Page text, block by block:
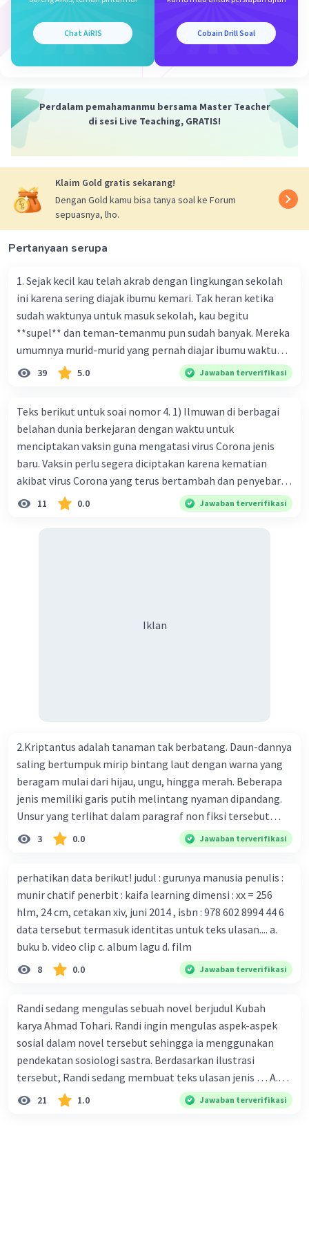
Dalam kedua teknik ini, pembicara harus memiliki
kemampuan berbicara yang baik dan mampu menguasai
meningkatkan kemampuan berbicara secara impromptu
atau ekstemporal.
Level 20
03 Oktober 2023 11:11
: metode yang dilakukan dalam berbicara di
naskah yang sudah disiapkan. Sehingga pada saat
pembicara akan menyampaikan pidatonya,
pembicara tidak lagi menggunakan teks atau
naskah karena keseluruhan isi teks sudah
dihafalkan.
Chat AiRIS Cobain Drill Soal
Perdalam pemahamanmu bersama Master Teacher
di sesi Live Teaching, GRATIS!
Klaim Gold gratis sekarang!
Dengan Gold kamu bisa tanya soal ke Forum
sepuasnya, lho.
Pertanyaan serupa
1. Sejak kecil kau telah akrab dengan lingkungan sekolah
ini karena sering diajak ibumu kemari. Tak heran ketika
sudah waktunya untuk masuk sekolah, kau begitu
**supel** dan teman-temanmu pun sudah banyak. Mereka
umumnya murid-murid yang pernah diajar ibumu waktu
kelas satu. Sedangkan aku? Aku waktu itu baru saja pindah
ke kota kecil ini. Makna kata bercetak tebal dalam kutipan
baik
39 5.0 Jawaban terverifikasi
Teks berikut untuk soai nomor 4. 1) Ilmuwan di berbagai
belahan dunia berkejaran dengan waktu untuk
menciptakan vaksin guna mengatasi virus Corona jenis
baru. Vaksin perlu segera diciptakan karena kematian
akibat virus Corona yang terus bertambah dan penyebaran
virus yang kian meluas. 2) Pada Jum'at (7-2-2020), Komisi
Kesehatan Nasional Cina mencatat jumlah kematian
ilmuwan bekerja dalam kecepatan penuh untuk
bersama sejumlah perusahaan biotek dan vaksin.
Beberapa waktu lalu, Kepala Laboratorium Identifikasi
Virus dari Institut Peter Doherty untuk Infeksi dan
kekebalan, Melbourne, Julian Druce, menyatakan mereka
mengembangkan virus Corona versi laboratorium dari
tubuh pasien yang terinfeksi untuk uji coba. Tanggapan
yang sesuai dengan berita tersebut adalah ... A.
serangan virus Corona dengan menemukan vaksin virus
tersebut. B. Para ilmuan perlu segera mempelajari virus
corona yang menjadi masalah besar bagi kesehatan dunia
karena persebarannya sangat cepat. C. Masyarakat perlu
mawas diri dan menjaga kesehatan dalam menghadapi
serangan virus corona yang mulai menyebar di Indonesia,
D. Virus corona menjadi masalah besar bagi kesehatan
11 0.0 Jawaban terverifikasi
Iklan
2.Kriptantus adalah tanaman tak berbatang. Daun-dannya
saling bertumpuk mirip bintang laut dengan warna yang
beragam mulai dari hijau, ungu, hingga merah. Beberapa
jenis memiliki garis putih melintang nyaman dipandang.
Unsur yang terlihat dalam paragraf non fiksi tersebut
adalah... A. cara menyajikan isi buku B. bahasa yang
digunakan C. tokoh dan penokohan D. penyajian alur cerita
3 0.0 Jawaban terverifikasi
perhatikan data berikut! judul : gurunya manusia penulis :
munir chatif penerbit : kaifa learning dimensi : xx = 256
hlm, 24 cm, cetakan xiv, juni 2014 , isbn : 978 602 8994 44 6
data tersebut termasuk identitas untuk teks ulasan.... a.
buku b. video clip c. album lagu d. film
8 0.0 Jawaban terverifikasi
Randi sedang mengulas sebuah novel berjudul Kubah
karya Ahmad Tohari. Randi ingin mengulas aspek-aspek
sosial dalam novel tersebut sehingga ia menggunakan
pendekatan sosiologi sastra. Berdasarkan ilustrasi
tersebut, Randi sedang membuat teks ulasan jenis … A.
deskriptif B. objektif C. informatif D. kritis
21 1.0 Jawaban terverifikasi